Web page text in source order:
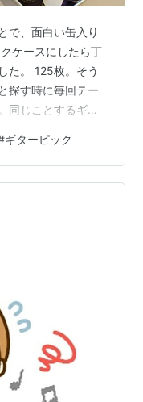
で、面白い缶入り
ケースにしたら丁
た。 125枚。そう
探す時に毎回テー
同じことするギタ
ギターピック